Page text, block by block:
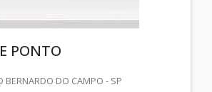
PONTO
BERNARDO DO CAMPO - SP